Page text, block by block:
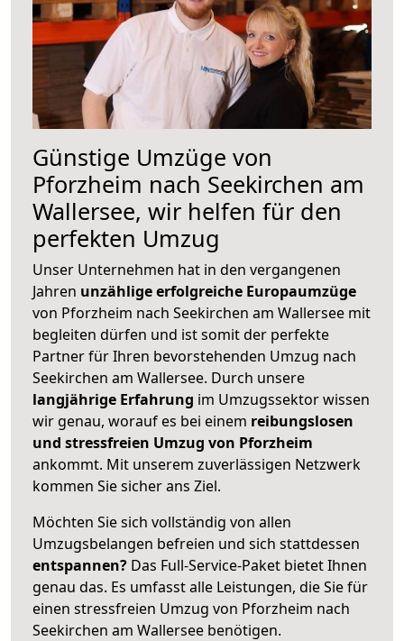
Günstige Umzüge von
Pforzheim nach Seekirchen am
Wallersee, wir helfen für den
perfekten Umzug
Unser Unternehmen hat in den vergangenen
Jahren unzählige erfolgreiche Europaumzüge
von Pforzheim nach Seekirchen am Wallersee mit
begleiten dürfen und ist somit der perfekte
Partner für Ihren bevorstehenden Umzug nach
Seekirchen am Wallersee. Durch unsere
langjährige Erfahrung im Umzugssektor wissen
wir genau, worauf es bei einem reibungslosen
und stressfreien Umzug von Pforzheim
ankommt. Mit unserem zuverlässigen Netzwerk
kommen Sie sicher ans Ziel.
Möchten Sie sich vollständig von allen
Umzugsbelangen befreien und sich stattdessen
entspannen? Das Full-Service-Paket bietet Ihnen
genau das. Es umfasst alle Leistungen, die Sie für
einen stressfreien Umzug von Pforzheim nach
Seekirchen am Wallersee benötigen.